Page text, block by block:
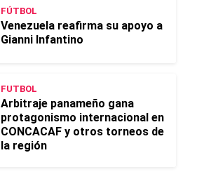
FÚTBOL
Venezuela reafirma su apoyo a
Gianni Infantino
FUTBOL
Arbitraje panameño gana
protagonismo internacional en
CONCACAF y otros torneos de
la región